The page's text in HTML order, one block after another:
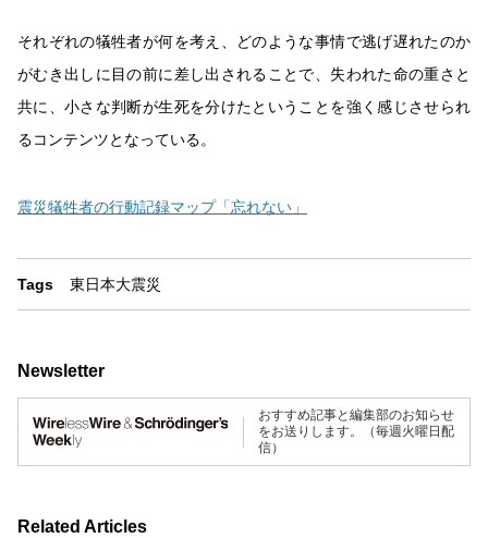
それぞれの犠牲者が何を考え、どのような事情で逃げ遅れたのか
がむき出しに目の前に差し出されることで、失われた命の重さと
共に、小さな判断が生死を分けたということを強く感じさせられ
るコンテンツとなっている。
震災犠牲者の行動記録マップ「忘れない」
Tags 東日本大震災
Newsletter
おすすめ記事と編集部のお知らせ
をお送りします。（毎週火曜日配
信）
Related Articles